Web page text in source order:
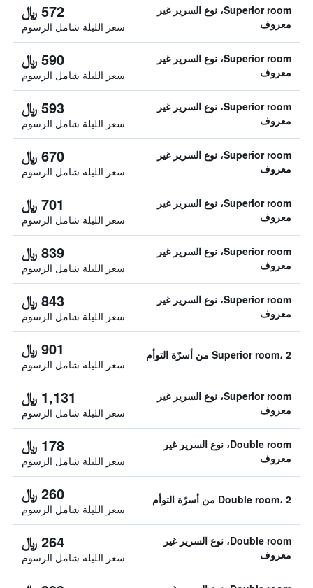
Superior room، نوع السرير غير
معروف
572 ﷼
سعر الليلة شامل الرسوم
Superior room، نوع السرير غير
معروف
590 ﷼
سعر الليلة شامل الرسوم
Superior room، نوع السرير غير
معروف
593 ﷼
سعر الليلة شامل الرسوم
Superior room، نوع السرير غير
معروف
670 ﷼
سعر الليلة شامل الرسوم
Superior room، نوع السرير غير
معروف
701 ﷼
سعر الليلة شامل الرسوم
Superior room، نوع السرير غير
معروف
839 ﷼
سعر الليلة شامل الرسوم
Superior room، نوع السرير غير
معروف
843 ﷼
سعر الليلة شامل الرسوم
Superior room، 2 من أسرّة التوأم 901 ﷼
سعر الليلة شامل الرسوم
Superior room، نوع السرير غير
معروف
1,131 ﷼
سعر الليلة شامل الرسوم
Double room، نوع السرير غير
معروف
178 ﷼
سعر الليلة شامل الرسوم
Double room، 2 من أسرّة التوأم 260 ﷼
سعر الليلة شامل الرسوم
Double room، نوع السرير غير
معروف
264 ﷼
سعر الليلة شامل الرسوم